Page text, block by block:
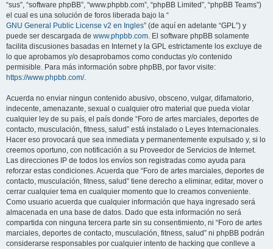
“sus”, “software phpBB”, “www.phpbb.com”, “phpBB Limited”, “phpBB Teams”)
el cual es una solución de foros liberada bajo la “
GNU General Public License v2 en Ingles” (de aquí en adelante “GPL”) y
puede ser descargada de www.phpbb.com. El software phpBB solamente
facilita discusiones basadas en Internet y la GPL estrictamente los excluye de
lo que aprobamos y/o desaprobamos como conductas y/o contenido
permisible. Para más información sobre phpBB, por favor visite:
https://www.phpbb.com/.
Acuerda no enviar ningun contenido abusivo, obsceno, vulgar, difamatorio,
indecente, amenazante, sexual o cualquier otro material que pueda violar
cualquier ley de su país, el país donde “Foro de artes marciales, deportes de
contacto, musculación, fitness, salud” está instalado o Leyes Internacionales.
Hacer eso provocará que sea inmediata y permanentemente expulsado y, si lo
creemos oportuno, con notificación a su Proveedor de Servicios de Internet.
Las direcciones IP de todos los envíos son registradas como ayuda para
reforzar estas condiciones. Acuerda que “Foro de artes marciales, deportes de
contacto, musculación, fitness, salud” tiene derecho a eliminar, editar, mover o
cerrar cualquier tema en cualquier momento que lo creamos conveniente.
Como usuario acuerda que cualquier información que haya ingresado será
almacenada en una base de datos. Dado que esta información no será
compartida con ninguna tercera parte sin su consentimiento, ni “Foro de artes
marciales, deportes de contacto, musculación, fitness, salud” ni phpBB podrán
considerarse responsables por cualquier intento de hacking que conlleve a